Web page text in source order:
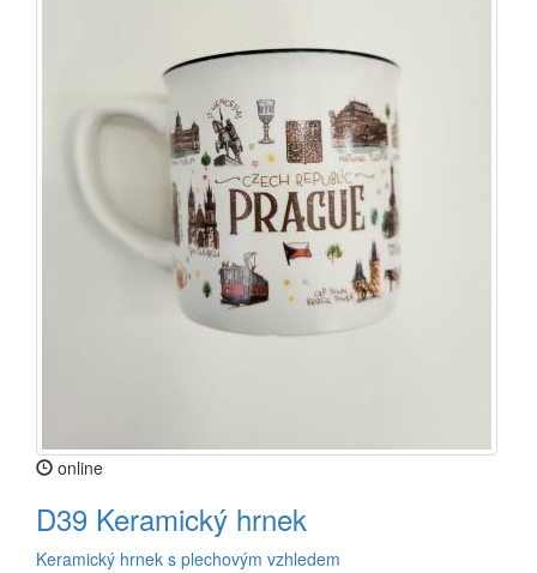
online
D39 Keramický hrnek
Keramický hrnek s plechovým vzhledem